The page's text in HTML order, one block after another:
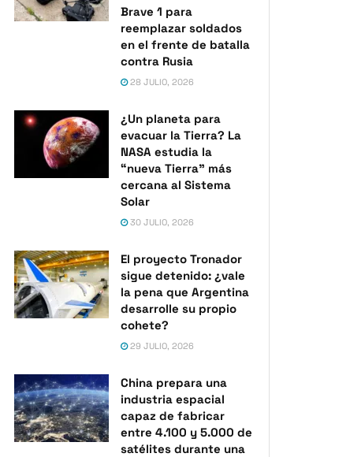
Brave 1 para
reemplazar soldados
en el frente de batalla
contra Rusia
28 JULIO, 2026
¿Un planeta para
evacuar la Tierra? La
NASA estudia la
“nueva Tierra” más
cercana al Sistema
Solar
30 JULIO, 2026
El proyecto Tronador
sigue detenido: ¿vale
la pena que Argentina
desarrolle su propio
cohete?
29 JULIO, 2026
China prepara una
industria espacial
capaz de fabricar
entre 4.100 y 5.000 de
satélites durante una